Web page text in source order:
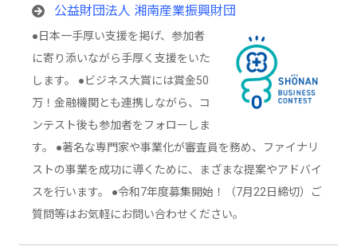
ン」を発表するビジネスコンテスト
公益財団法人 湘南産業振興財団
●日本一手厚い支援を掲げ、参加者
に寄り添いながら手厚く支援をいた
します。 ●ビジネス大賞には賞金50
万！金融機関とも連携しながら、コ
ンテスト後も参加者をフォローしま
す。 ●著名な専門家や事業化が審査員を務め、ファイナリ
ストの事業を成功に導くために、まざまな提案やアドバイ
スを行います。 ●令和7年度募集開始！（7月22日締切）ご
質問等はお気軽にお問い合わせください。